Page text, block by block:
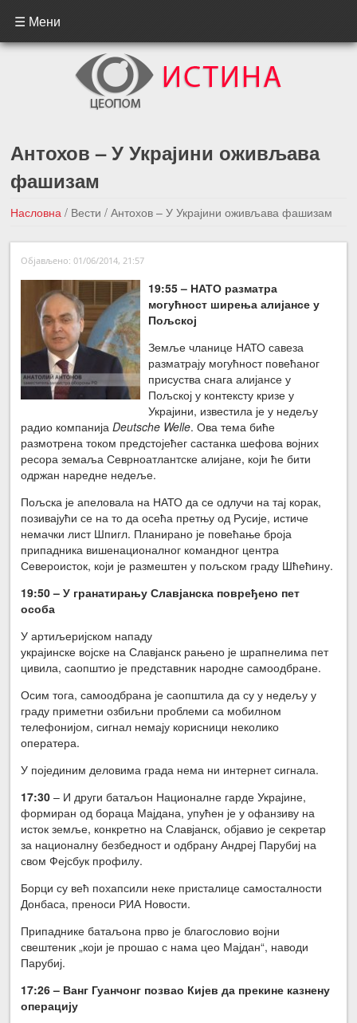
☰ Мени
Антохов – У Украјини оживљава
фашизам
Насловна / Вести/ Антохов – У Украјини оживљава фашизам
←Претходна вест
Следећа вест →
Објављено: 01/06/2014, 21:57
19:55 – НАТО разматра
могућност ширења алијансе у
Пољској
Земље чланице НАТО савеза
разматрају могућност повећаног
присуства снага алијансе у
Пољској у контексту кризе у
Украјини, известила је у недељу
радио компанијаDeutsche Welle. Ова тема биће
размотрена током предстојећег састанка шефова војних
ресора земаља Севрноатлантске алијане, који ће бити
одржан наредне недеље.
Пољска је апеловала на НАТО да се одлучи на тај корак,
позивајући се на то да осећа претњу од Русије, истиче
немачки лист Шпигл. Планирано је повећање броја
припадника вишенационалног командног центра
Североисток, који је размештен у пољском граду Шћећину.
19:50 – У гранатирању Славјанска повређено пет
особа
У артиљеријском нападу
украјинске војске на Славјанск рањено је шрапнелима пет
цивила, саопштио је представник народне самоодбране.
Осим тога, самоодбрана је саопштила да су у недељу у
граду приметни озбиљни проблеми са мобилном
телефонијом, сигнал немају корисници неколико
оператера.
У појединим деловима града нема ни интернет сигнала.
17:30– И други батаљон Националне гарде Украјине,
формиран од бораца Мајдана, упућен је у офанзиву на
исток земље, конкретно на Славјанск, објавио је секретар
за националну безбедност и одбрану Андреј Парубиј на
свом Фејсбук профилу.
Борци су већ похапсили неке присталице самосталности
Донбаса, преноси РИА Новости.
Припаднике батаљона прво је благословио војни
свештеник „који је прошао с нама цео Мајдан“, наводи
Парубиј.
17:26 – Ванг Гуанчонг позвао Кијев да прекине казнену
операцију